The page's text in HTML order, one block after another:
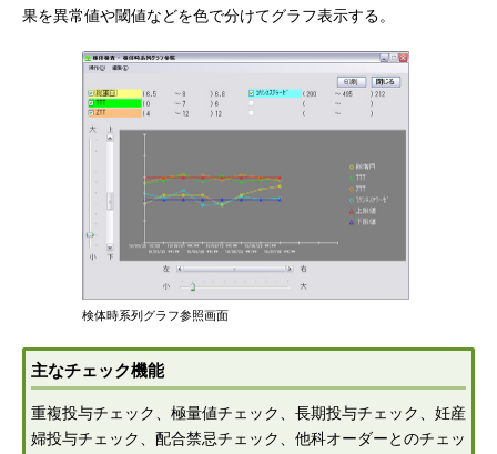
果を異常値や閾値などを色で分けてグラフ表示する。
検体時系列グラフ参照画面
主なチェック機能
重複投与チェック、極量値チェック、長期投与チェック、妊産
婦投与チェック、配合禁忌チェック、他科オーダーとのチェッ